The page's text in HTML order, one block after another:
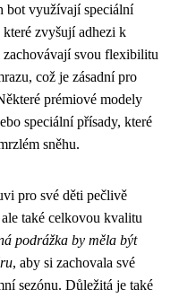
bot využívají speciální
které zvyšují adhezi k
svou flexibilitu
což je zásadní pro
prémiové modely
speciální přísady, které
sněhu.
pro své děti pečlivě
také celkovou kvalitu
podrážka by měla být
, aby si zachovala své
sezónu. Důležitá je také